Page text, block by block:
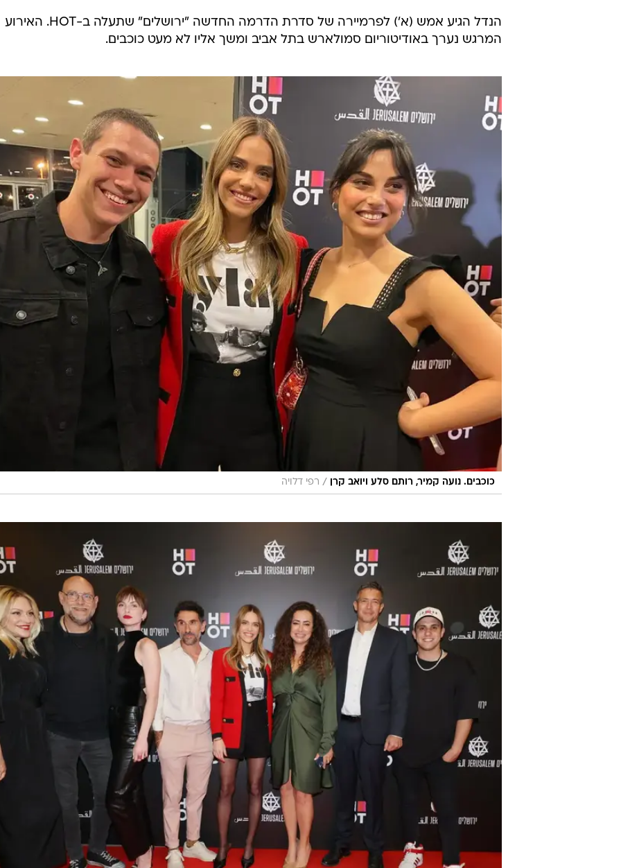
הנדל הגיע אמש (א') לפרמיירה של סדרת הדרמה החדשה "ירושלים" שתעלה ב-HOT. האירוע
המרגש נערך באודיטוריום סמולארש בתל אביב ומשך אליו לא מעט כוכבים.
כוכבים. נועה קמיר, רותם סלע ויואב קרן / רפי דלויה